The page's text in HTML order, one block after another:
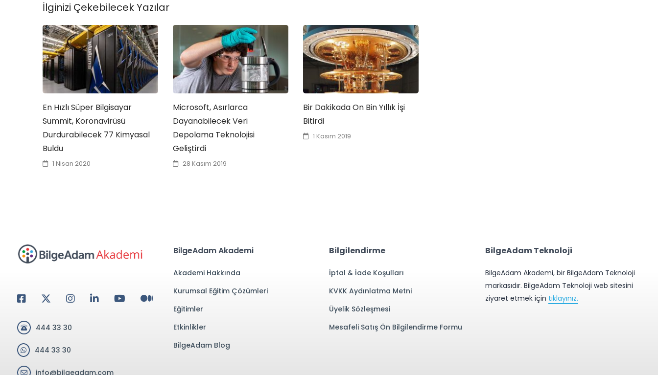
İlginizi Çekebilecek Yazılar
En Hızlı Süper Bilgisayar
Summit, Koronavirüsü
Durdurabilecek 77 Kimyasal
Buldu
1 Nisan 2020
Microsoft, Asırlarca
Dayanabilecek Veri
Depolama Teknolojisi
Geliştirdi
28 Kasım 2019
Bir Dakikada On Bin Yıllık İşi
Bitirdi
1 Kasım 2019
444 33 30
444 33 30
info@bilgeadam.com
BilgeAdam Akademi
Akademi Hakkında
Kurumsal Eğitim Çözümleri
Eğitimler
Etkinlikler
BilgeAdam Blog
Bilgilendirme
İptal & İade Koşulları
KVKK Aydınlatma Metni
Üyelik Sözleşmesi
Mesafeli Satış Ön Bilgilendirme Formu
BilgeAdam Teknoloji
BilgeAdam Akademi, bir BilgeAdam Teknoloji
markasıdır. BilgeAdam Teknoloji web sitesini
ziyaret etmek için tıklayınız.